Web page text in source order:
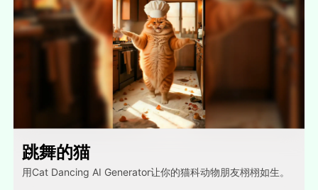
跳舞的猫
用Cat Dancing AI Generator让你的猫科动物朋友栩栩如生。